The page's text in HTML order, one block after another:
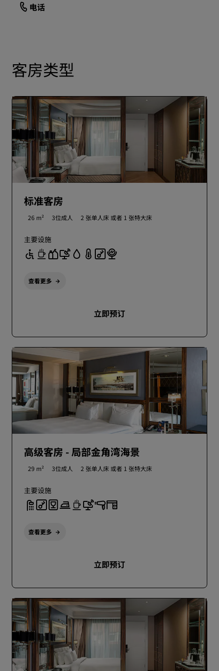
电话
客房类型
标准客房
26 m² 3位成人 2 张单人床 或者 1 张特大床
主要设施
查看更多
立即预订
高级客房 - 局部金角湾海景
29 m² 3位成人 2 张单人床 或者 1 张特大床
主要设施
查看更多
立即预订